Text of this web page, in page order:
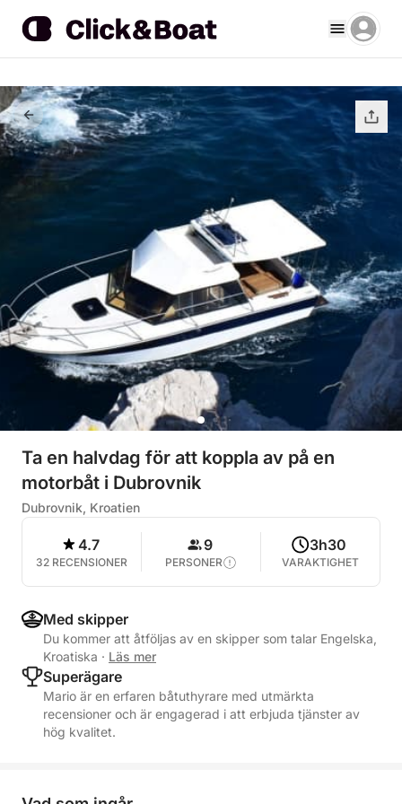
Ta en halvdag för att koppla av på en
motorbåt i Dubrovnik
Dubrovnik, Kroatien
4.7
32 RECENSIONER
9
PERSONER
3h30
VARAKTIGHET
Med skipper
Du kommer att åtföljas av en skipper som talar Engelska,
Kroatiska · Läs mer
Superägare
Mario är en erfaren båtuthyrare med utmärkta
recensioner och är engagerad i att erbjuda tjänster av
hög kvalitet.